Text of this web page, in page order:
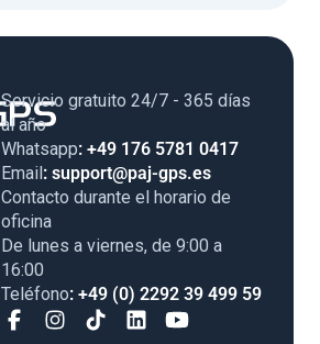
Servicio gratuito 24/7 - 365 días
al año
Whatsapp: +49 176 5781 0417
Email: support@paj-gps.es
Contacto durante el horario de
oficina
De lunes a viernes, de 9:00 a
16:00
Teléfono: +49 (0) 2292 39 499 59